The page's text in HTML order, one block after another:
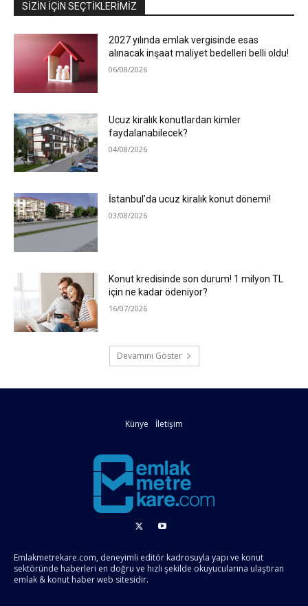
SIZIN İÇIN SEÇTIKLERIMIZ
2027 yılında emlak vergisinde esas
alınacak inşaat maliyet bedelleri belli oldu!
06/08/2026
Ucuz kiralık konutlardan kimler
faydalanabilecek?
04/08/2026
İstanbul’da ucuz kiralık konut dönemi!
03/08/2026
Konut kredisinde son durum! 1 milyon TL
için ne kadar ödeniyor?
16/07/2026
Devamını Göster
Künye İletişim
Emlakmetrekare.com, deneyimli editör kadrosuyla yapı ve konut
sektöründe haberleri en doğru ve hızlı şekilde okuyucularına ulaştıran
emlak & konut haber web sitesidir.